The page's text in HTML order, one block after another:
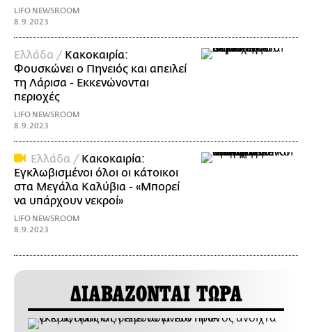
LIFO NEWSROOM
8.9.2023
Ελλάδα / Κακοκαιρία:
Φουσκώνει ο Πηνειός και απειλεί
τη Λάρισα - Εκκενώνονται
περιοχές
LIFO NEWSROOM
8.9.2023
Ελλάδα / Κακοκαιρία:
Εγκλωβισμένοι όλοι οι κάτοικοι
στα Μεγάλα Καλύβια - «Μπορεί
να υπάρχουν νεκροί»
LIFO NEWSROOM
8.9.2023
ΔΙΑΒΑΖΟΝΤΑΙ ΤΩΡΑ